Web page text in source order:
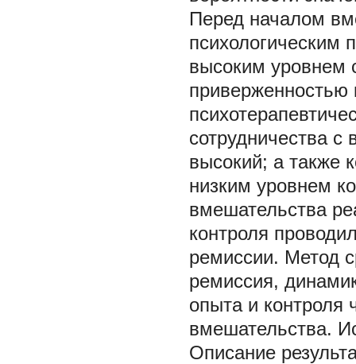
Перед началом
психологическим
высоким уровнем
сотрудничества
высокий; а также
низким уровнем
вмешательства
контроля
ремиссии. Метод
ремиссия,
опыта и контроля
вмешательства.
Описание